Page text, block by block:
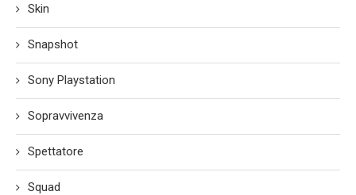
Skin
Snapshot
Sony Playstation
Sopravvivenza
Spettatore
Squad